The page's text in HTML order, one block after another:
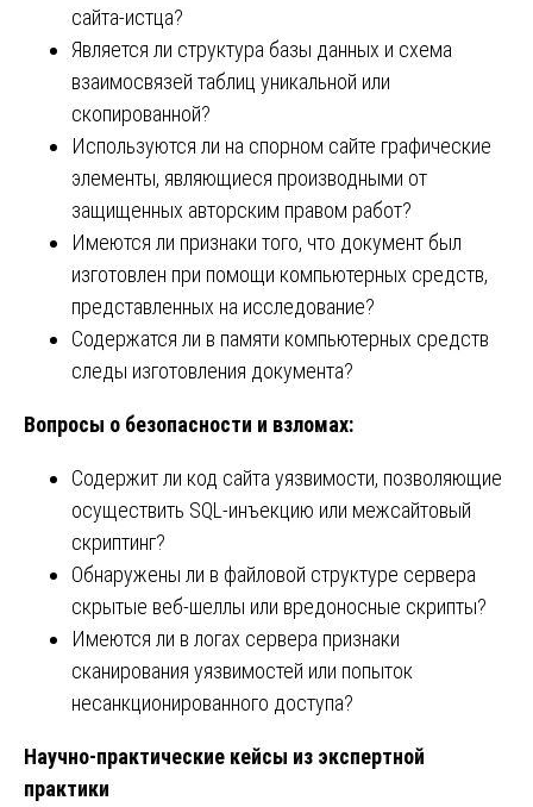
сайта-истца?
Является ли структура базы данных и схема
взаимосвязей таблиц уникальной или
скопированной?
Используются ли на спорном сайте графические
элементы, являющиеся производными от
защищенных авторским правом работ?
Имеются ли признаки того, что документ был
изготовлен при помощи компьютерных средств,
представленных на исследование?
Содержатся ли в памяти компьютерных средств
следы изготовления документа?
Вопросы о безопасности и взломах:
Содержит ли код сайта уязвимости, позволяющие
осуществить SQL-инъекцию или межсайтовый
скриптинг?
Обнаружены ли в файловой структуре сервера
скрытые веб-шеллы или вредоносные скрипты?
Имеются ли в логах сервера признаки
сканирования уязвимостей или попыток
несанкционированного доступа?
Научно-практические кейсы из экспертной
практики